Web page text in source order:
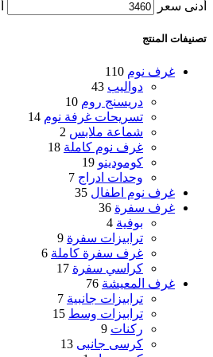
أدنى سعر
تصنيفات المنتج
غرف نوم 110
دواليب 43
دريسنج روم 10
تسريحات غرفة نوم 14
شماعة ملابس 2
غرف نوم كاملة 18
كومودينو 19
وحدات ادراج 7
غرف نوم اطفال 35
غرف سفرة 36
بوفية 4
ترابيزات سفرة 9
غرف سفرة كاملة 6
كراسي سفرة 17
غرف المعيشة 76
ترابيزات جانبية 7
ترابيزات وسط 15
ركنات 9
كرسى جانبى 13